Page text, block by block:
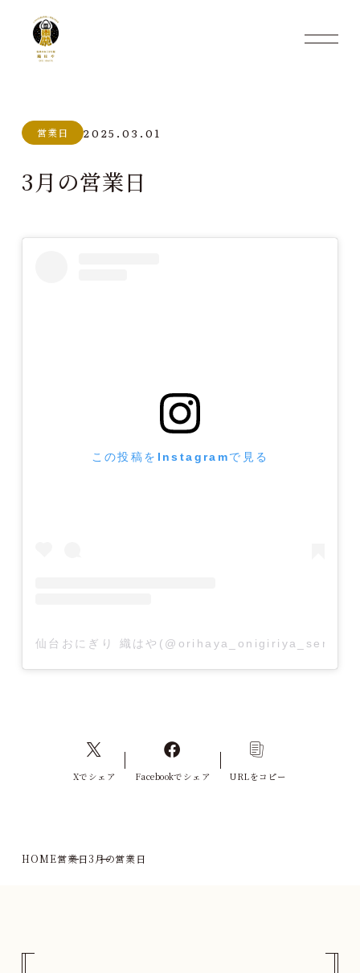
営業日 2025.03.01
3月の営業日
この投稿をInstagramで見る
仙台おにぎり 織はや(@orihaya_onigiriya_sendai)
Xでシェア Facebookでシェア URLをコピー
HOME営業日3月の営業日